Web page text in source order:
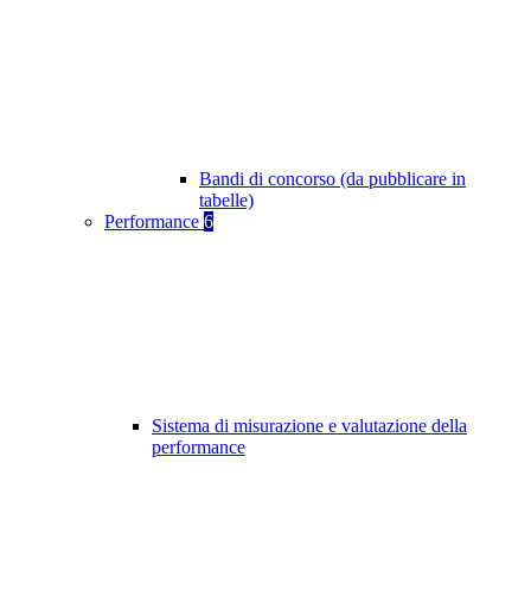
Bandi di concorso (da pubblicare in
tabelle)
Performance 6
Sistema di misurazione e valutazione della
performance